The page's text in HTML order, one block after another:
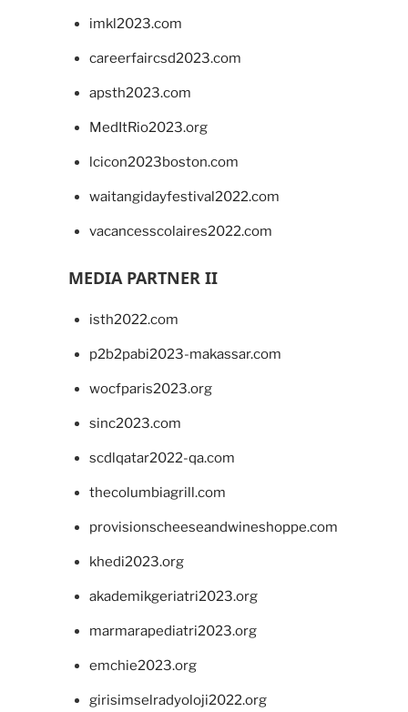
imkl2023.com
careerfaircsd2023.com
apsth2023.com
MedItRio2023.org
lcicon2023boston.com
waitangidayfestival2022.com
vacancesscolaires2022.com
MEDIA PARTNER II
isth2022.com
p2b2pabi2023-makassar.com
wocfparis2023.org
sinc2023.com
scdlqatar2022-qa.com
thecolumbiagrill.com
provisionscheeseandwineshoppe.com
khedi2023.org
akademikgeriatri2023.org
marmarapediatri2023.org
emchie2023.org
girisimselradyoloji2022.org